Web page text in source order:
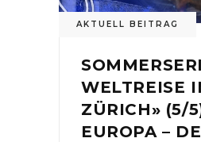
AKTUELL BEITRAG
WELTREISE
ZÜRICH» (5/
EUROPA –